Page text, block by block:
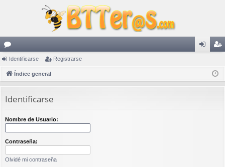
or
os ist
Identificarse Registrarse
Índice general
Identificarse
Nombre de Usuario:
Contraseña:
Olvidé mi contraseña